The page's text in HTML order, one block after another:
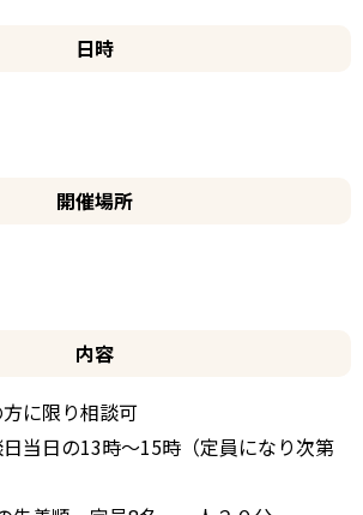
日時
開催場所
内容
に限り相談可
当日の13時～15時（定員になり次第